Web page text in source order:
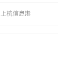
上杭信息港